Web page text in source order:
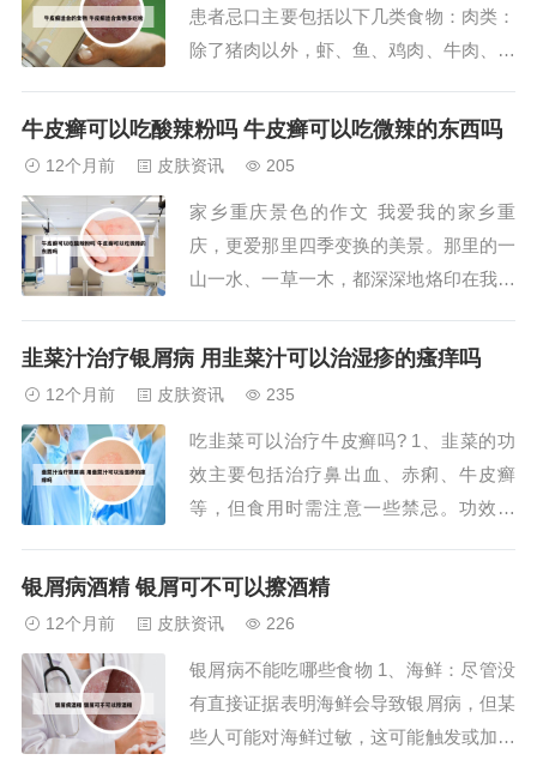
转：胡萝卜：胡萝...
患者忌口主要包括以下几类食物：肉类：
除了猪肉以外，虾、鱼、鸡肉、牛肉、羊
蔬菜类：韭菜、茴香、香菜等蔬菜也属于
因此应忌口辣味食物。2、牛皮癣患者应
忌口的发物...
牛皮癣可以吃酸辣粉吗 牛皮癣可以吃微辣的东西吗
12个月前 皮肤资讯 205
家乡重庆景色的作文 我爱我的家乡重
庆，更爱那里四季变换的美景。那里的一
山一水、一草一木，都深深地烙印在我的
mous mountain city in China. Our city is b
韭菜汁治疗银屑病 用韭菜汁可以治湿疹的瘙痒吗
12个月前 皮肤资讯 235
吃韭菜可以治疗牛皮癣吗? 1、韭菜的功
效主要包括治疗鼻出血、赤痢、牛皮癣
等，但食用时需注意一些禁忌。功效：
天温服，或用鲜韭菜根捣烂堵鼻孔内，可
酒”，有助于治疗赤痢。2、韭菜在中医中
有着广泛的应...
银屑病酒精 银屑可不可以擦酒精
12个月前 皮肤资讯 226
银屑病不能吃哪些食物 1、海鲜：尽管没
有直接证据表明海鲜会导致银屑病，但某
些人可能对海鲜过敏，这可能触发或加重